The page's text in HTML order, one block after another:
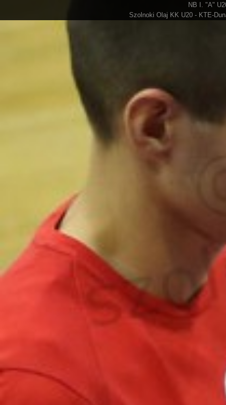
NB I. "A"
Szolnoki Olaj KK U20 - KTE-